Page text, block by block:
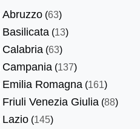
Abruzzo (63)
Basilicata (13)
Calabria (63)
Campania (137)
Emilia Romagna (161)
Friuli Venezia Giulia (88)
Lazio (145)